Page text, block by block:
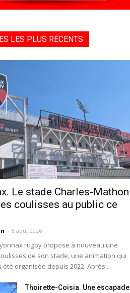
LES PLUS RÉCENTS
Le stade Charles-Mathon
coulisses au public ce
- 8 août 2026
rugby propose à nouveau une
de son stade, une animation qui
été organisée depuis 2022. Après...
Thoirette-Coisia. Une escapade